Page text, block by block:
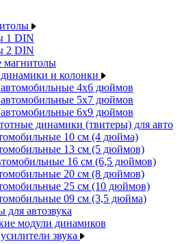
1 DIN
2 DIN
магнитолы
и колонки
4x6 дюймов
5x7 дюймов
6x9 дюймов
динамики (твитеры) для авто
10 см (4 дюйма)
13 см (5 дюймов)
16 см (6,5 дюймов)
20 см (8 дюймов)
25 см (10 дюймов)
09 см (3,5 дюйма)
для автозвука
модули динамиков
звука